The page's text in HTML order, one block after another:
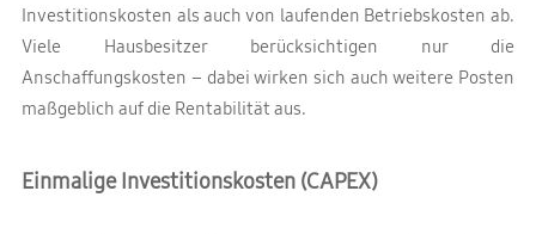
Investitionskosten als auch von laufenden Betriebskosten ab.
Viele Hausbesitzer berücksichtigen nur die
Anschaffungskosten – dabei wirken sich auch weitere Posten
maßgeblich auf die Rentabilität aus.
Einmalige Investitionskosten (CAPEX)